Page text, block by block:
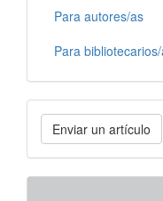
Para autores/as
Para
Enviar
un
artículo
Enviar un artículo